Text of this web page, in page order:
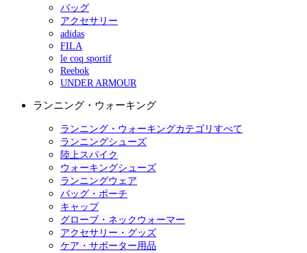
バッグ
アクセサリー
adidas
FILA
le coq sportif
Reebok
UNDER ARMOUR
ランニング・ウォーキング
ランニング・ウォーキングカテゴリすべて
ランニングシューズ
陸上スパイク
ウォーキングシューズ
ランニングウェア
バッグ・ポーチ
キャップ
グローブ・ネックウォーマー
アクセサリー・グッズ
ケア・サポーター用品